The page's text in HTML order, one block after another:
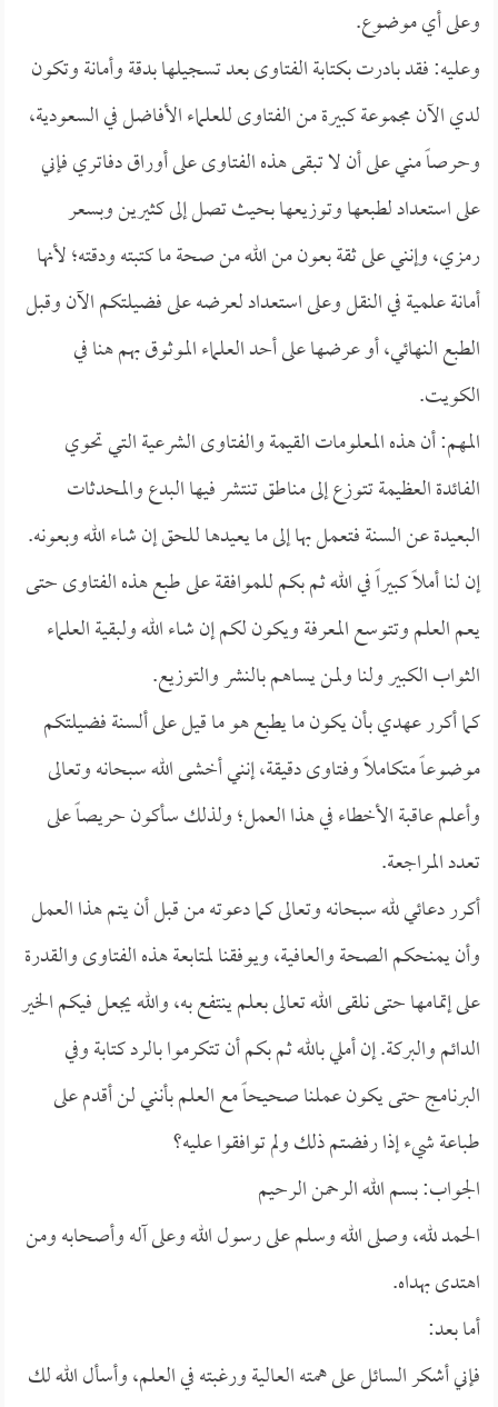
وعلى أي موضوع.
وعليه: فقد بادرت بكتابة الفتاوى بعد تسجيلها بدقة وأمانة وتكون
لدي الآن مجموعة كبيرة من الفتاوى للعلماء الأفاضل في السعودية،
وحرصاً مني على أن لا تبقى هذه الفتاوى على أوراق دفاتري فإني
على استعداد لطبعها وتوزيعها بحيث تصل إلى كثيرين وبسعر
رمزي، وإنني على ثقة بعون من الله من صحة ما كتبته ودقته؛ لأنها
أمانة علمية في النقل وعلى استعداد لعرضه على فضيلتكم الآن وقبل
الطبع النهائي، أو عرضها على أحد العلماء الموثوق بهم هنا في
الكويت.
المهم: أن هذه المعلومات القيمة والفتاوى الشرعية التي تحوي
الفائدة العظيمة تتوزع إلى مناطق تنتشر فيها البدع والمحدثات
البعيدة عن السنة فتعمل بها إلى ما يعيدها للحق إن شاء الله وبعونه.
إن لنا أملاً كبيراً في الله ثم بكم للموافقة على طبع هذه الفتاوى حتى
يعم العلم وتتوسع المعرفة ويكون لكم إن شاء الله ولبقية العلماء
الثواب الكبير ولنا ولمن يساهم بالنشر والتوزيع.
كما أكرر عهدي بأن يكون ما يطبع هو ما قيل على ألسنة فضيلتكم
موضوعاً متكاملاً وفتاوى دقيقة، إنني أخشى الله سبحانه وتعالى
وأعلم عاقبة الأخطاء في هذا العمل؛ ولذلك سأكون حريصاً على
تعدد المراجعة.
أكرر دعائي لله سبحانه وتعالى كما دعوته من قبل أن يتم هذا العمل
وأن يمنحكم الصحة والعافية، ويوفقنا لمتابعة هذه الفتاوى والقدرة
على إتمامها حتى نلقى الله تعالى بعلم ينتفع به، والله يجعل فيكم الخير
الدائم والبركة. إن أملي بالله ثم بكم أن تتكرموا بالرد كتابة وفي
البرنامج حتى يكون عملنا صحيحاً مع العلم بأنني لن أقدم على
طباعة شيء إذا رفضتم ذلك ولم توافقوا عليه؟
الجواب: بسم الله الرحمن الرحيم
الحمد لله، وصلى الله وسلم على رسول الله وعلى آله وأصحابه ومن
اهتدى بهداه.
أما بعد:
فإني أشكر السائل على همته العالية ورغبته في العلم، وأسأل الله لك